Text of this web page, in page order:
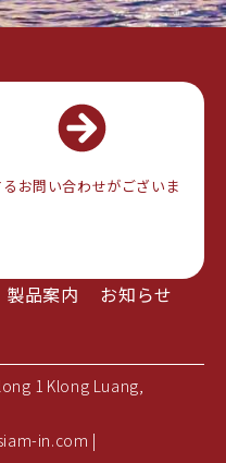
お問い合わせがございま
製品案内
お知らせ
1 Klong Luang,
in.com |